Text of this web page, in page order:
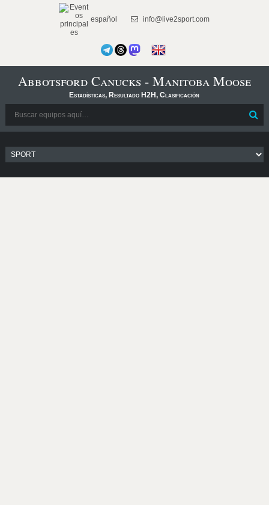
español info@live2sport.com
Abbotsford Canucks - Manitoba Moose
Estadísticas, Resultado H2H, Clasificación